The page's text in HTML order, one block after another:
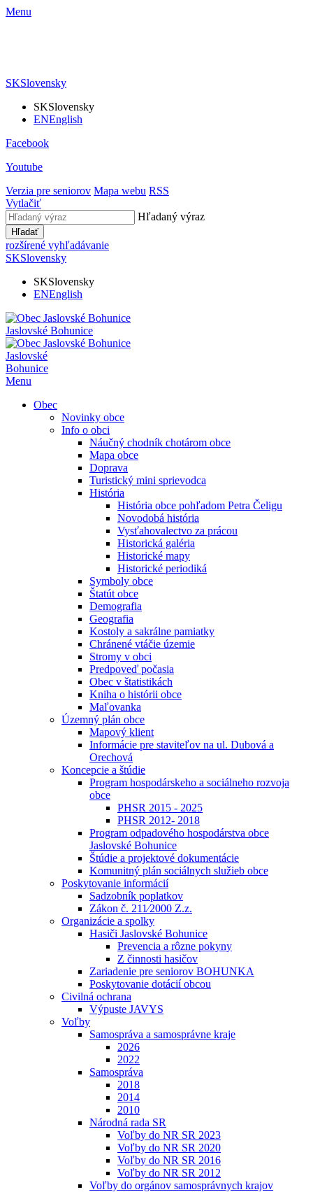
Menu
SKSlovensky
SKSlovensky
ENEnglish
Facebook
Youtube
Verzia pre seniorov Mapa webu RSS
Vytlačiť
Hľadaný výraz
Hľadať
rozšírené vyhľadávanie
SKSlovensky
SKSlovensky
ENEnglish
Jaslovské Bohunice
Jaslovské
Bohunice
Menu
Obec
Novinky obce
Info o obci
Náučný chodník chotárom obce
Mapa obce
Doprava
Turistický mini sprievodca
História
História obce pohľadom Petra Čeligu
Novodobá história
Vysťahovalectvo za prácou
Historická galéria
Historické mapy
Historické periodiká
Symboly obce
Štatút obce
Demografia
Geografia
Kostoly a sakrálne pamiatky
Chránené vtáčie územie
Stromy v obci
Predpoveď počasia
Obec v štatistikách
Kniha o histórii obce
Maľovanka
Územný plán obce
Mapový klient
Informácie pre staviteľov na ul. Dubová a
Orechová
Koncepcie a štúdie
Program hospodárskeho a sociálneho rozvoja
obce
PHSR 2015 - 2025
PHSR 2012- 2018
Program odpadového hospodárstva obce
Jaslovské Bohunice
Štúdie a projektové dokumentácie
Komunitný plán sociálnych služieb obce
Poskytovanie informácií
Sadzobník poplatkov
Zákon č. 211⁄2000 Z.z.
Organizácie a spolky
Hasiči Jaslovské Bohunice
Prevencia a rôzne pokyny
Z činnosti hasičov
Zariadenie pre seniorov BOHUNKA
Poskytovanie dotácií obcou
Civilná ochrana
Výpuste JAVYS
Voľby
Samospráva a samosprávne kraje
2026
2022
Samospráva
2018
2014
2010
Národná rada SR
Voľby do NR SR 2023
Voľby do NR SR 2020
Voľby do NR SR 2016
Voľby do NR SR 2012
Voľby do orgánov samosprávnych krajov